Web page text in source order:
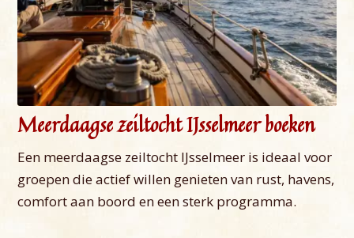
Meerdaagse zeiltocht IJsselmeer boeken
Een meerdaagse zeiltocht IJsselmeer is ideaal voor
groepen die actief willen genieten van rust, havens,
comfort aan boord en een sterk programma.